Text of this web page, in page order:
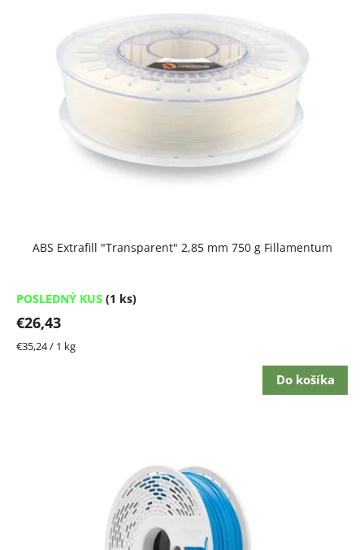
ABS Extrafill "Transparent" 2,85 mm 750 g Fillamentum
POSLEDNÝ KUS (1 ks)
€26,43
Jednotková
€35,24 / 1 kg
Do košíka